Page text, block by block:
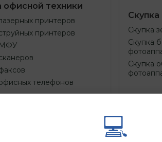
офисной техники
принтеров
принтеров
МФУ
телефонов
Скупка
Скупка
Скупка
💻